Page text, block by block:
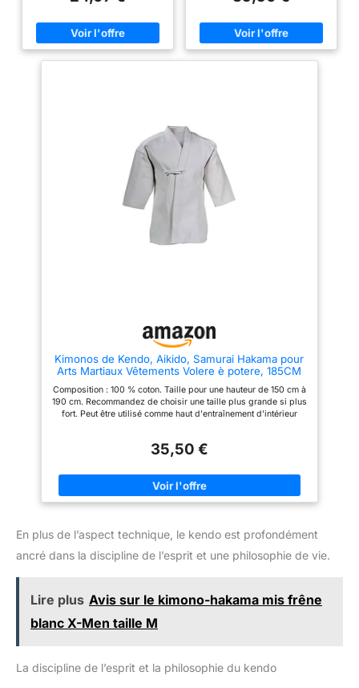
le Kendo, l'Aikido, le Hapkido,
etc. Grille pour hommes et
femmes. L'uniforme kendo est
lavable en machine, mais il est
serviette de main en coton en
Kimonos de Kendo, Aikido, Samurai Hakama pour
Arts Martiaux Vêtements Volere è potere, 185CM
Composition : 100 % coton. Taille pour une hauteur de 150 cm à
190 cm. Recommandez de choisir une taille plus grande si plus
fort. Peut être utilisé comme haut d'entraînement d'intérieur
en machine mais doit être mis dans le sac à linge, pratique
laver séparément des autres vêtements. Livré avec une
serviette de main en coton en cadeau.
35,50 €
En plus de l’aspect technique, le kendo est profondément
ancré dans la discipline de l’esprit et une philosophie de vie.
Lire plus Avis sur le kimono-hakama mis frêne
blanc X-Men taille M
La discipline de l’esprit et la philosophie du kendo